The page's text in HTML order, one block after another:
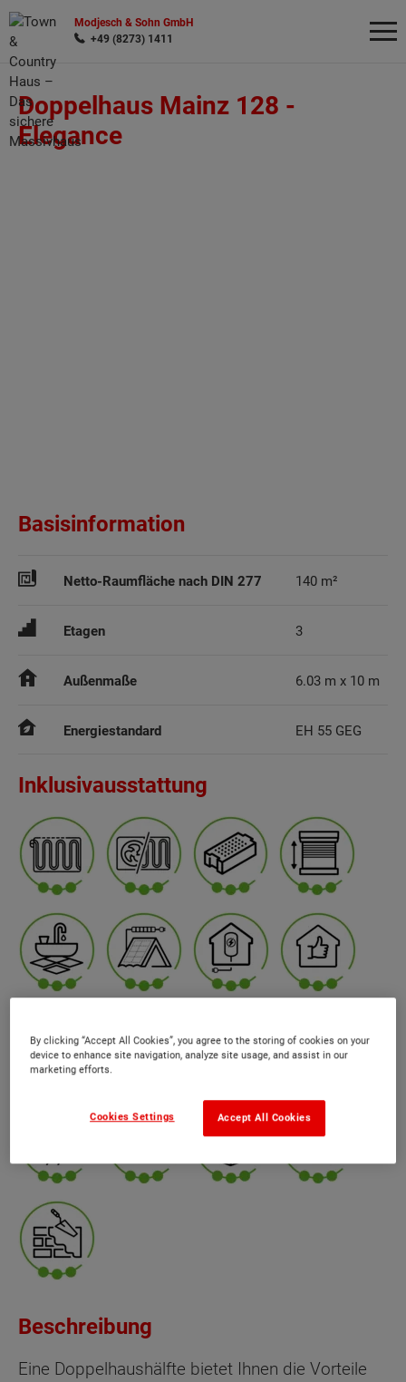
Modjesch & Sohn GmbH
+49 (8273) 1411
Doppelhaus Mainz 128 -
Elegance
Basisinformation
Netto-Raumfläche nach DIN 277 140 m²
Etagen 3
Außenmaße 6.03 m x 10 m
Energiestandard EH 55 GEG
Inklusivausstattung
Beschreibung
Eine Doppelhaushälfte bietet Ihnen die Vorteile
Wonach möchten Sie suchen?
By clicking “Accept All Cookies”, you agree to the storing of cookies on your
device to enhance site navigation, analyze site usage, and assist in our
marketing efforts.
Accept All Cookies
Cookies Settings